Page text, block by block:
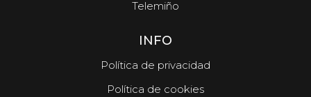
Telemiño
INFO
Política de privacidad
Política de cookies